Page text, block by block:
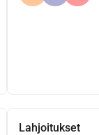
Lahjoitukset